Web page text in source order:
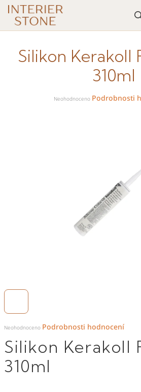
Přejít
obsah
Silikon Kerakoll
310ml
Průměrné
hodnocení
je
0,0
z
5
hvězdiček.
Neohodnoceno Podrobnosti hodnocení
Silikon Kerakoll
310ml
Průměrné
hodnocení
Neohodnoceno Podrobnosti